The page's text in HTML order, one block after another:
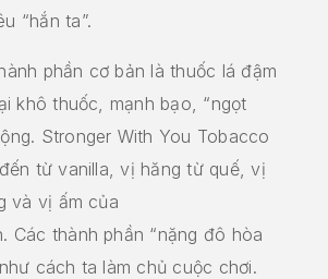
“hắn ta”.
phần cơ bản là thuốc lá đậm
khô thuốc, mạnh bạo, “ngọt
Stronger With You Tobacco
từ vanilla, vị hăng từ quế, vị
và vị ấm của
Các thành phần “nặng đô hòa
cách ta làm chủ cuộc chơi.